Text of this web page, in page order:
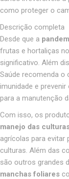
como proteger o
Descrição completa
Desde que a
frutas e hortaliças
significativo. Além
Saúde recomenda
imunidade e prevenir
para a manutenção
Com isso, os
manejo das
agrícolas para evitar
culturas. Além das
são outros grandes
manchas foliares